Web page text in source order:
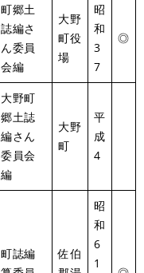
町郷土
誌編さ
ん委員
会編
大野
町役
場
昭
和
3
7
◎
大野町
郷土誌
編さん
委員会
編
大野
町
平
成
4
町誌編
佐伯
昭
和
6
1